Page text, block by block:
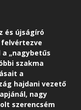
és újságíró
„nagybetűs
szakma
a
hajdani vezető
nagy
szerencsém